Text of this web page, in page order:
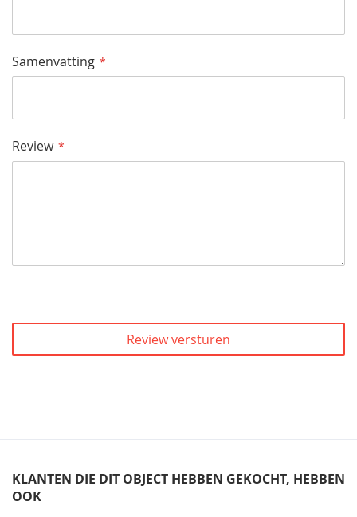
Samenvatting
Review
Review versturen
KLANTEN DIE DIT OBJECT HEBBEN GEKOCHT, HEBBEN
OOK